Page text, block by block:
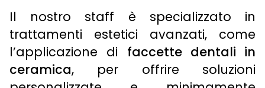
Il nostro staff è specializzato in
trattamenti estetici avanzati, come
l’applicazione di faccette dentali in
ceramica, per offrire soluzioni